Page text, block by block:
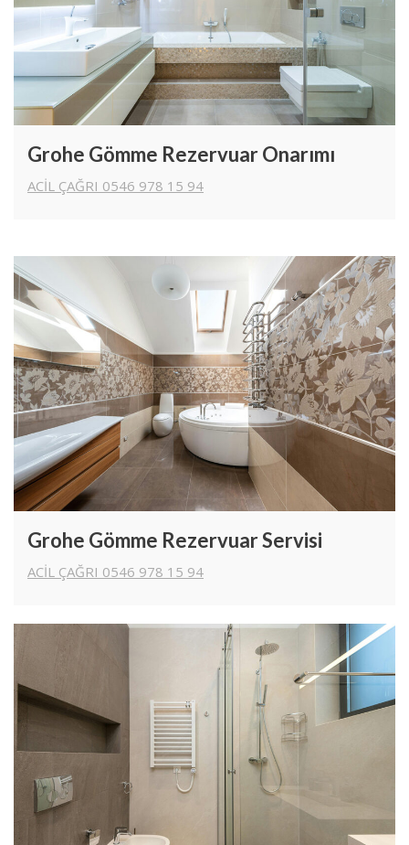
Grohe Gömme Rezervuar Onarımı
ACİL ÇAĞRI 0546 978 15 94
Grohe Gömme Rezervuar Servisi
ACİL ÇAĞRI 0546 978 15 94